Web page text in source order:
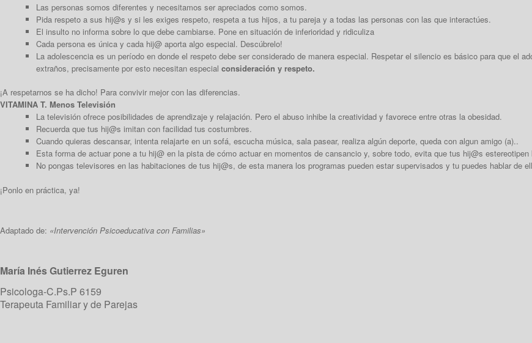
Las personas somos diferentes y necesitamos ser apreciados como somos.
Pida respeto a sus hij@s y si les exiges respeto, respeta a tus hijos, a tu pareja y a todas las personas con las que interactúes.
El insulto no informa sobre lo que debe cambiarse. Pone en situación de inferioridad y ridiculiza
Cada persona es única y cadahij@ aporta algo especial. Descúbrelo!
La adolescencia es un período en donde el respeto debe ser considerado de manera especial. Respetar el silencio es básico para que el
extraños, precisamente por esto necesitan especial consideración y respeto.
¡A respetarnos se ha dicho! Para convivir mejor con las diferencias.
VITAMINA T. Menos Televisión
La televisión ofrece posibilidades de aprendizaje y relajación. Pero el abuso inhibe la creatividad y favorece entre otras la obesidad.
Recuerda que tus hij@s imitan con facilidad tus costumbres.
Cuando quieras descansar, intenta relajarte en un sofá, escucha música, sala pasear, realiza algún deporte, queda con algun amigo (a)..
Esta forma de actuar pone a tu hij@ en la pista de cómo actuar en momentos de cansancio y, sobre todo, evita que tus hij@s estereotipen
No pongas televisores en las habitaciones de tus hij@s, de esta manera los programas pueden estar supervisados y tu puedes hablar de
¡Ponlo en práctica, ya!
Adaptado de: «Intervención Psicoeducativa con Familias»
María Inés Gutierrez Eguren
Psicologa-C.Ps.P 6159
Terapeuta Familiar y de Parejas